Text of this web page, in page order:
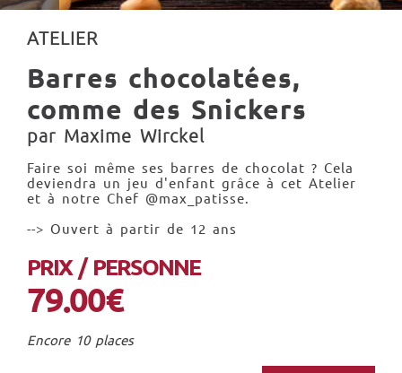
ATELIER
Barres chocolatées,
comme des Snickers
par Maxime Wirckel
Faire soi même ses barres de chocolat ? Cela
deviendra un jeu d'enfant grâce à cet Atelier
et à notre Chef @max_patisse.
--> Ouvert à partir de 12 ans
PRIX / PERSONNE
79.00€
Encore 10 places